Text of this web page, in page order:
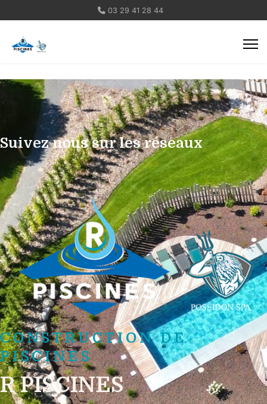
03 29 41 28 44
Suivez nous sur les réseaux
CONSTRUCTION DE
PISCINES
R PISCINES